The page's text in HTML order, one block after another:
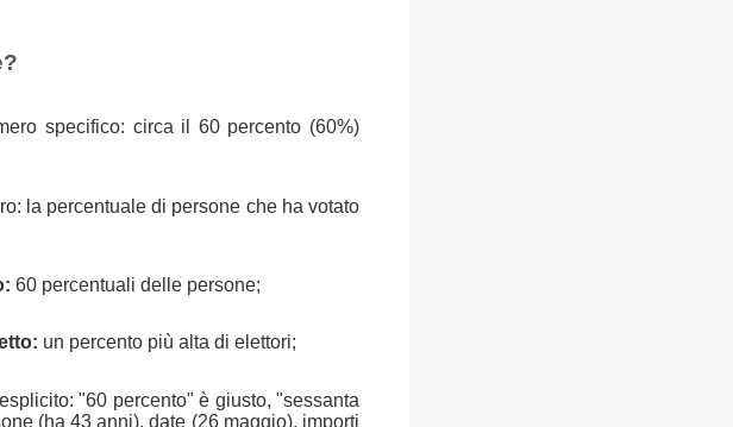
specifico: circa il 60 percento (60%)
la percentuale di persone che ha votato
60 percentuali delle persone;
un percento più alta di elettori;
"60 percento" è giusto, "sessanta
(ha 43 anni), date (26 maggio), importi